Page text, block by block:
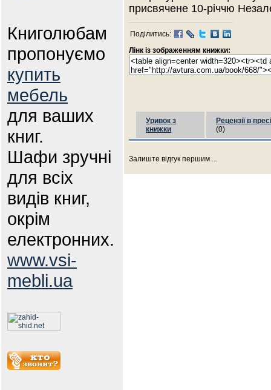
Книголюбам
пропонуємо
купить
мебель
для ваших
книг.
Шафи зручні
для всіх
видів книг,
окрім
електронних.
www.vsi-
mebli.ua
присвячене 10-річчю
Поділитись:
Лінк із зображенням книжки:
Уривок з
книжки
Рецензії в пресі
(0)
Залиште відгук першим ...